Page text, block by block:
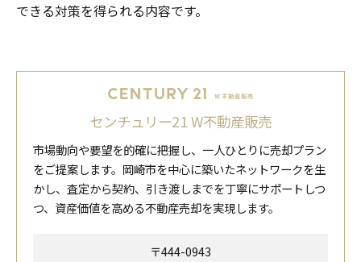
できる対策を得られる内容です。
センチュリー21 W不動産販売
市場動向や要望を的確に把握し、一人ひとりに売却プラン
をご提案します。岡崎市を中心に築いたネットワークを生
かし、査定から契約、引き渡しまでを丁寧にサポートしつ
つ、資産価値を高める不動産売却を実現します。
〒444-0943